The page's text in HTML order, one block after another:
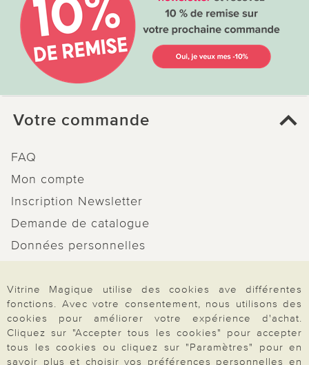
Votre commande
FAQ
Mon compte
Inscription Newsletter
Demande de catalogue
Données personnelles
Rétractation
Vitrine Magique utilise des cookies ave différentes
fonctions. Avec votre consentement, nous utilisons des
cookies pour améliorer votre expérience d'achat.
Cliquez sur "Accepter tous les cookies" pour accepter
tous les cookies ou cliquez sur "Paramètres" pour en
savoir plus et choisir vos préférences personnelles en